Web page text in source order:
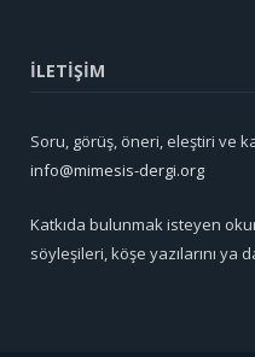
İLETİŞİM
Soru, görüş, öneri, eleştiri ve
info@mimesis-dergi.org
Katkıda bulunmak isteyen
söyleşileri, köşe yazılarını ya